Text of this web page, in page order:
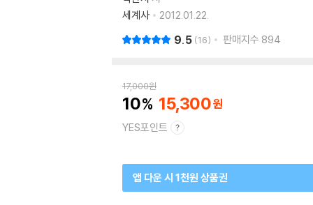
세계사
2012.01.22.
9.5 16 판매지수 894
17,000원
10 15,300
YES포인트
앱 다운 시 1천원 상품권